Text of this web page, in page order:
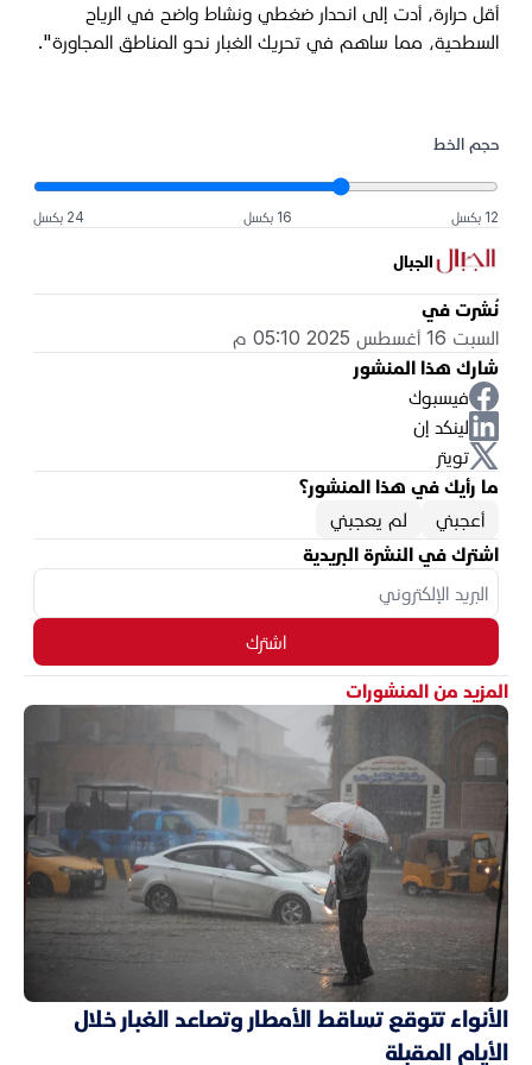
أقل حرارة، أدت إلى انحدار ضغطي ونشاط واضح في الرياح
السطحية، مما ساهم في تحريك الغبار نحو المناطق المجاورة".
حجم الخط
12 بكسل 16 بكسل 24 بكسل
الجبال
نُشرت في
السبت 16 أغسطس 2025 05:10 م
شارك هذا المنشور
فيسبوك
لينكد إن
تويتر
ما رأيك في هذا المنشور؟
أعجبني
لم يعجبني
اشترك في النشرة البريدية
اشترك
المزيد من المنشورات
الأنواء تتوقع تساقط الأمطار وتصاعد الغبار خلال
الأيام المقبلة